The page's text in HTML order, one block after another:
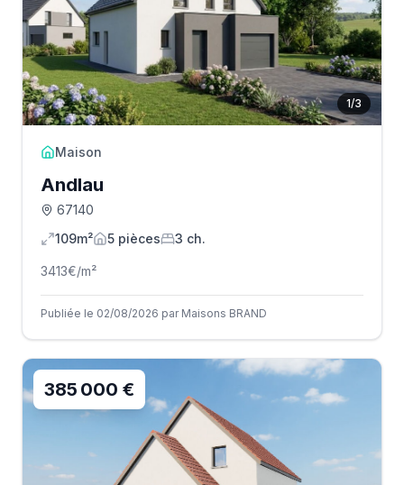
1/3
Maison
Andlau
67140
109m²
5 pièces 3 ch.
3413€/m²
Publiée le 02/08/2026 par Maisons BRAND
385 000 €